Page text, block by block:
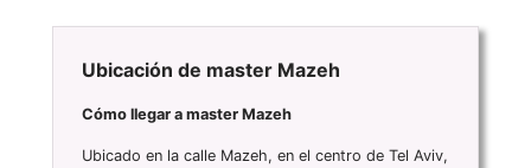
Ubicación de master Mazeh
Cómo llegar a master Mazeh
Ubicado en la calle Mazeh, en el centro de Tel Aviv,